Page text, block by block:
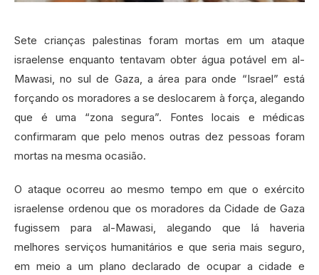
Sete crianças palestinas foram mortas em um ataque
israelense enquanto tentavam obter água potável em al-
Mawasi, no sul de Gaza, a área para onde “Israel” está
forçando os moradores a se deslocarem à força, alegando
que é uma “zona segura”. Fontes locais e médicas
confirmaram que pelo menos outras dez pessoas foram
mortas na mesma ocasião.
O ataque ocorreu ao mesmo tempo em que o exército
israelense ordenou que os moradores da Cidade de Gaza
fugissem para al-Mawasi, alegando que lá haveria
melhores serviços humanitários e que seria mais seguro,
em meio a um plano declarado de ocupar a cidade e